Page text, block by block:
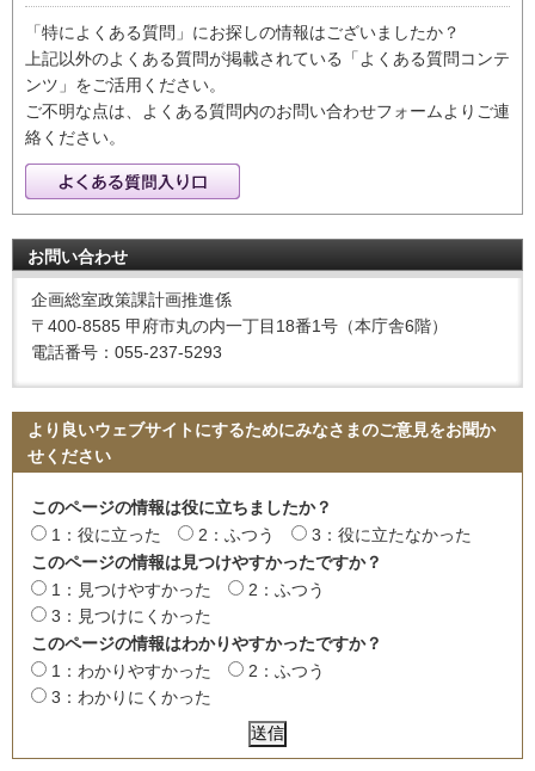
「特によくある質問」にお探しの情報はございましたか？
上記以外のよくある質問が掲載されている「よくある質問コンテ
ンツ」をご活用ください。
ご不明な点は、よくある質問内のお問い合わせフォームよりご連
絡ください。
お問い合わせ
企画総室政策課計画推進係
〒400-8585 甲府市丸の内一丁目18番1号（本庁舎6階）
電話番号：055-237-5293
より良いウェブサイトにするためにみなさまのご意見をお聞か
せください
このページの情報は役に立ちましたか？
1：役に立った
2：ふつう
3：役に立たなかった
このページの情報は見つけやすかったですか？
1：見つけやすかった
2：ふつう
3：見つけにくかった
このページの情報はわかりやすかったですか？
1：わかりやすかった
2：ふつう
3：わかりにくかった